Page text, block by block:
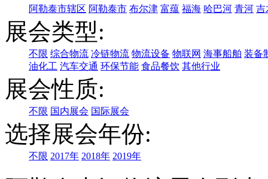
阿勒泰市辖区 阿勒泰市 布尔津 富蕴 福海 哈巴河 青河 吉
展会类型:
不限 综合物流 冷链物流 物流设备 物联网 海事船舶 装备
油化工 汽车交通 环保节能 食品餐饮 其他行业
展会性质:
不限 国内展会 国际展会
选择展会年份:
不限 2017年 2018年 2019年